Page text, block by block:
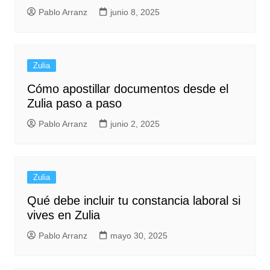
Pablo Arranz junio 8, 2025
Zulia
Cómo apostillar documentos desde el
Zulia paso a paso
Pablo Arranz junio 2, 2025
Zulia
Qué debe incluir tu constancia laboral si
vives en Zulia
Pablo Arranz mayo 30, 2025